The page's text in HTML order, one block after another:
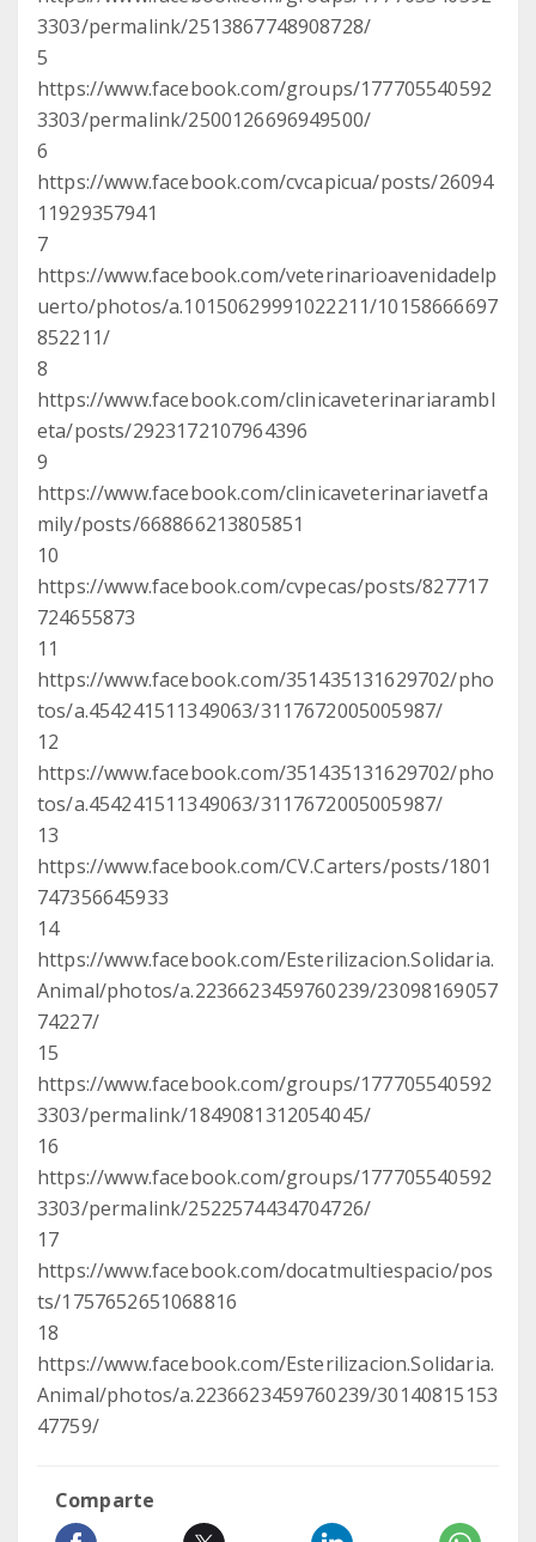
3303/permalink/2513867748908728/
5
https://www.facebook.com/groups/177705540592
3303/permalink/2500126696949500/
6
https://www.facebook.com/cvcapicua/posts/26094
11929357941
7
https://www.facebook.com/veterinarioavenidadelp
uerto/photos/a.10150629991022211/10158666697
852211/
8
https://www.facebook.com/clinicaveterinariarambl
eta/posts/2923172107964396
9
https://www.facebook.com/clinicaveterinariavetfa
mily/posts/668866213805851
10
https://www.facebook.com/cvpecas/posts/827717
724655873
11
https://www.facebook.com/351435131629702/pho
tos/a.454241511349063/3117672005005987/
12
https://www.facebook.com/351435131629702/pho
tos/a.454241511349063/3117672005005987/
13
https://www.facebook.com/CV.Carters/posts/1801
747356645933
14
https://www.facebook.com/Esterilizacion.Solidaria.
Animal/photos/a.2236623459760239/23098169057
74227/
15
https://www.facebook.com/groups/177705540592
3303/permalink/1849081312054045/
16
https://www.facebook.com/groups/177705540592
3303/permalink/2522574434704726/
17
https://www.facebook.com/docatmultiespacio/pos
ts/1757652651068816
18
https://www.facebook.com/Esterilizacion.Solidaria.
Animal/photos/a.2236623459760239/30140815153
47759/
Comparte